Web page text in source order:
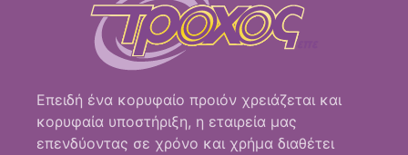
Επειδή ένα κορυφαίο προιόν χρειάζεται και
κορυφαία υποστήριξη, η εταιρεία μας
επενδύοντας σε χρόνο και χρήμα διαθέτει